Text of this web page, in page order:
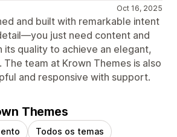
Oct 16, 2025
and built with remarkable intent
just need content and
its quality to achieve an elegant,
team at Krown Themes is also
and responsive with support.
Themes
Todos os temas